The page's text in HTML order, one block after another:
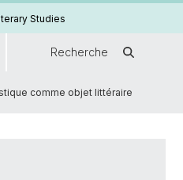
Studies
Recherche
comme objet littéraire